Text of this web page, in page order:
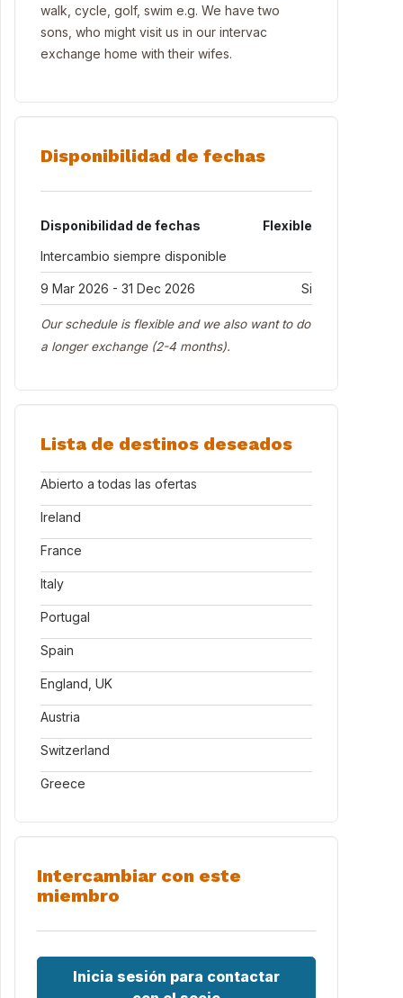
walk, cycle, golf, swim e.g. We have two
sons, who might visit us in our intervac
exchange home with their wifes.
Disponibilidad de fechas
Disponibilidad de fechas
Flexible
Intercambio siempre disponible
9 Mar 2026 - 31 Dec 2026 Si
Our schedule is flexible and we also want to do
a longer exchange (2-4 months).
Lista de destinos deseados
Abierto a todas las ofertas
Ireland
France
Italy
Portugal
Spain
England, UK
Austria
Switzerland
Greece
Intercambiar con este
miembro
Inicia sesión para contactar